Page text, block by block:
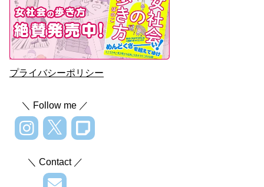
プライバシーポリシー
＼ Follow me ／
＼ Contact ／